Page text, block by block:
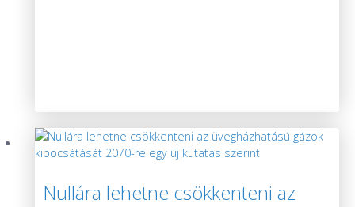
Nullára lehetne csökkenteni az